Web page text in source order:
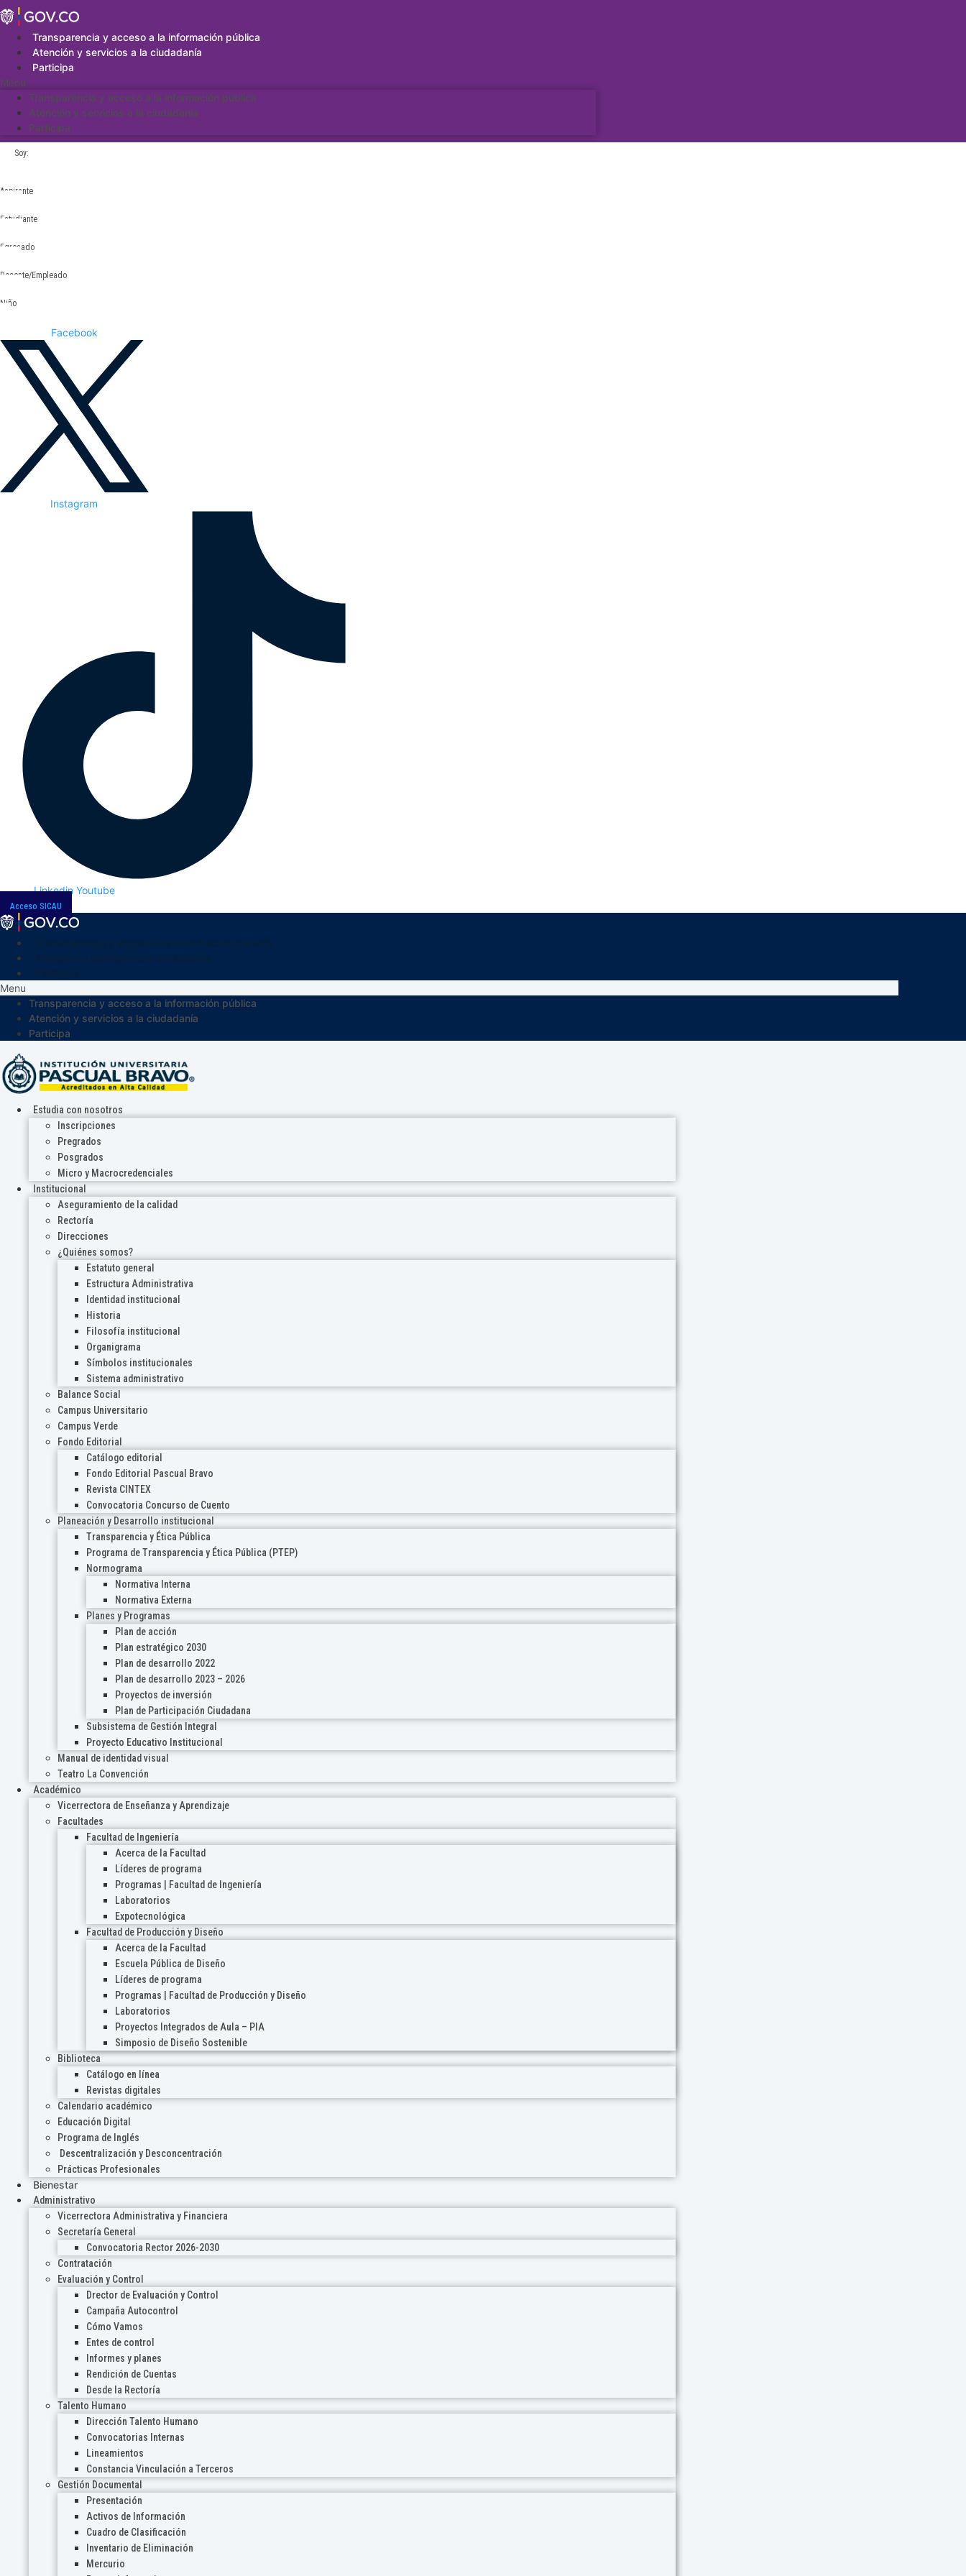
Saltar
al
contenidoTransparencia y acceso a la información pública
Atención y servicios a la ciudadanía
Participa
Menu
Transparencia y acceso a la información pública
Atención y servicios a la ciudadanía
Participa
Soy:
Aspirante
Estudiante
Egresado
Docente/Empleado
Niño
Facebook
Instagram
Linkedin Youtube
Acceso SICAU
Menu
Transparencia y acceso a la información pública
Atención y servicios a la ciudadanía
Participa
Estudia con nosotros
Inscripciones
Pregrados
Posgrados
Micro y Macrocredenciales
Institucional
Aseguramiento de la calidad
Rectoría
Direcciones
¿Quiénes somos?
Estatuto general
Estructura Administrativa
Identidad institucional
Historia
Filosofía institucional
Organigrama
Símbolos institucionales
Sistema administrativo
Balance Social
Campus Universitario
Campus Verde
Fondo Editorial
Catálogo editorial
Fondo Editorial Pascual Bravo
Revista CINTEX
Convocatoria Concurso de Cuento
Planeación y Desarrollo institucional
Transparencia y Ética Pública
Programa de Transparencia y Ética Pública (PTEP)
Normograma
Normativa Interna
Normativa Externa
Planes y Programas
Plan de acción
Plan estratégico 2030
Plan de desarrollo 2022
Plan de desarrollo 2023 – 2026
Proyectos de inversión
Plan de Participación Ciudadana
Subsistema de Gestión Integral
Proyecto Educativo Institucional
Manual de identidad visual
Teatro La Convención
Académico
Vicerrectora de Enseñanza y Aprendizaje
Facultades
Facultad de Ingeniería
Acerca de la Facultad
Líderes de programa
Programas | Facultad de Ingeniería
Laboratorios
Expotecnológica
Facultad de Producción y Diseño
Acerca de la Facultad
Escuela Pública de Diseño
Líderes de programa
Programas | Facultad de Producción y Diseño
Laboratorios
Proyectos Integrados de Aula – PIA
Simposio de Diseño Sostenible
Biblioteca
Catálogo en línea
Revistas digitales
Calendario académico
Educación Digital
Programa de Inglés
Descentralización y Desconcentración
Prácticas Profesionales
Bienestar
Administrativo
Vicerrectora Administrativa y Financiera
Secretaría General
Convocatoria Rector 2026-2030
Contratación
Evaluación y Control
Drector de Evaluación y Control
Campaña Autocontrol
Cómo Vamos
Entes de control
Informes y planes
Rendición de Cuentas
Desde la Rectoría
Talento Humano
Dirección Talento Humano
Convocatorias Internas
Lineamientos
Constancia Vinculación a Terceros
Gestión Documental
Presentación
Activos de Información
Cuadro de Clasificación
Inventario de Eliminación
Mercurio